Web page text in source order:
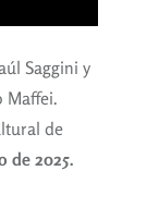
Saggini y
Maffei.
de
de 2025.